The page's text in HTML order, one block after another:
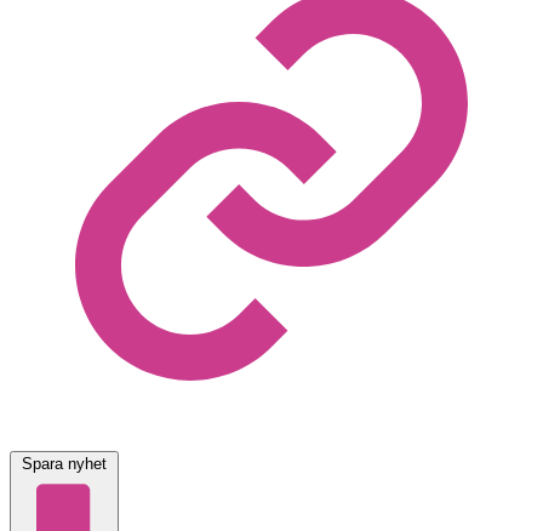
Spara nyhet